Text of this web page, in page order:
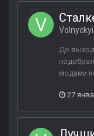
Volnyckyi
До
модами
27